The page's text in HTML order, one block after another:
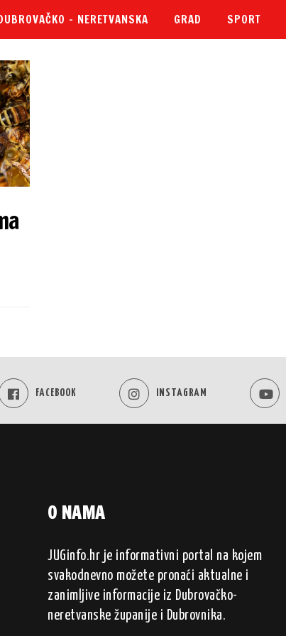
– NERETVANSKA GRAD SPORT
FACEBOOK INSTAGRAM
O NAMA
JUGinfo.hr je informativni portal na kojem
svakodnevno možete pronaći aktualne i
zanimljive informacije iz Dubrovačko-
neretvanske županije i Dubrovnika.